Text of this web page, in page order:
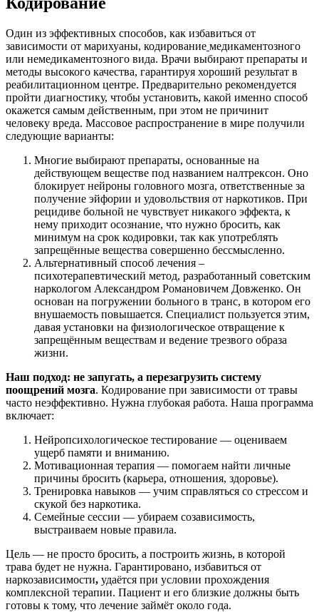
Один из эффективных способов, как избавиться от
зависимости от марихуаны, кодирование медикаментозного
или немедикаментозного вида. Врачи выбирают препараты и
методы высокого качества, гарантируя хороший результат в
реабилитационном центре. Предварительно рекомендуется
пройти диагностику, чтобы установить, какой именно способ
окажется самым действенным, при этом не причинит
человеку вреда. Массовое распространение в мире получили
следующие варианты:
Многие выбирают препараты, основанные на
действующем веществе под названием налтрексон. Оно
блокирует нейроны головного мозга, ответственные за
получение эйфории и удовольствия от наркотиков. При
рецидиве больной не чувствует никакого эффекта, к
нему приходит осознание, что нужно бросить, как
минимум на срок кодировки, так как употреблять
запрещённые вещества совершенно бессмысленно.
Альтернативный способ лечения –
психотерапевтический метод, разработанный советским
наркологом Александром Романовичем Довженко. Он
основан на погружении больного в транс, в котором его
внушаемость повышается. Специалист пользуется этим,
давая установки на физиологическое отвращение к
запрещённым веществам и ведение трезвого образа
жизни.
Наш подход: не запугать, а перезагрузить систему
поощрений мозга. Кодирование при зависимости от травы
часто неэффективно. Нужна глубокая работа. Наша программа
включает:
Нейропсихологическое тестирование — оцениваем
ущерб памяти и вниманию.
Мотивационная терапия — помогаем найти личные
причины бросить (карьера, отношения, здоровье).
Тренировка навыков — учим справляться со стрессом и
скукой без наркотика.
Семейные сессии — убираем созависимость,
выстраиваем новые правила.
Цель — не просто бросить, а построить жизнь, в которой
трава будет не нужна. Гарантировано, избавиться от
наркозависимости, удаётся при условии прохождения
комплексной терапии. Пациент и его близкие должны быть
готовы к тому, что лечение займёт около года.